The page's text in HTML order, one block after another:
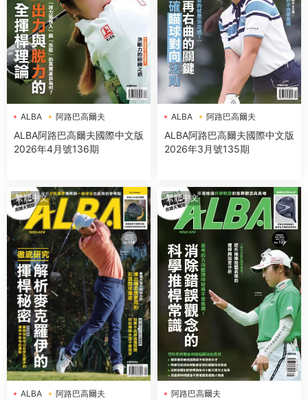
ALBA 阿路巴高爾夫
ALBA阿路巴高爾夫國際中文版
2026年4月號136期
ALBA 阿路巴高爾夫
ALBA阿路巴高爾夫國際中文版
2026年3月號135期
繁體中文
ALBA 阿路巴高爾夫
繁體中文
阿路巴高爾夫